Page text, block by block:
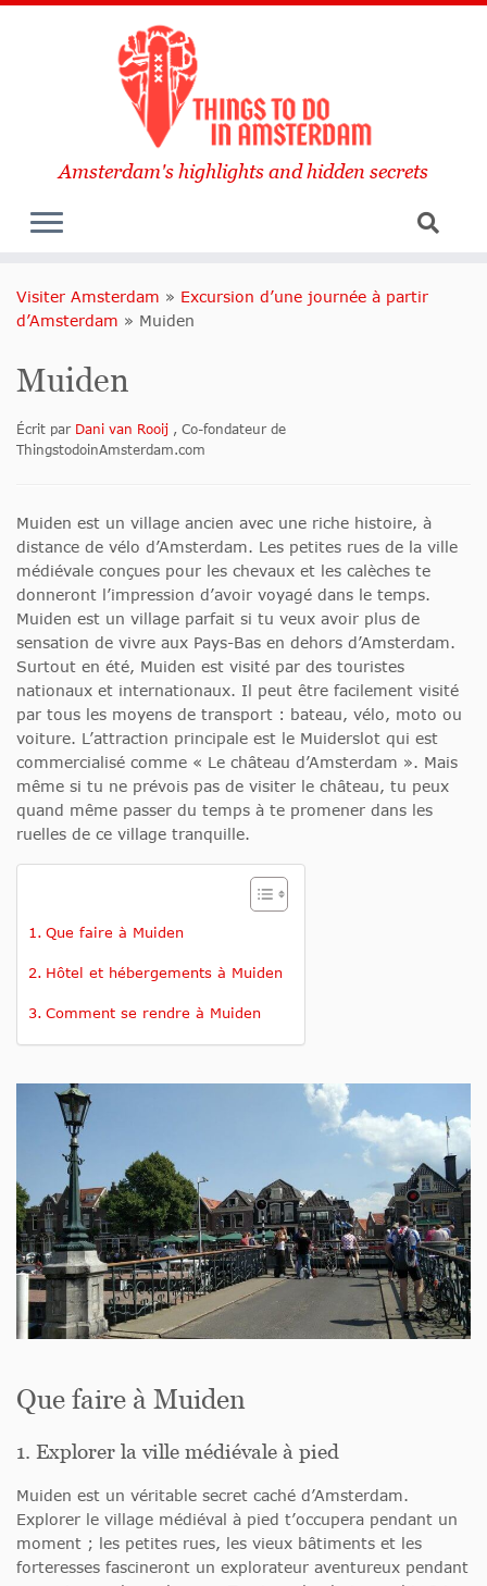
Amsterdam's highlights and hidden secrets
Visiter Amsterdam » Excursion d’une journée à partir
d’Amsterdam » Muiden
Muiden
Écrit par Dani van Rooij , Co-fondateur de
ThingstodoinAmsterdam.com
Muiden est un village ancien avec une riche histoire, à
distance de vélo d’Amsterdam. Les petites rues de la ville
médiévale conçues pour les chevaux et les calèches te
donneront l’impression d’avoir voyagé dans le temps.
Muiden est un village parfait si tu veux avoir plus de
sensation de vivre aux Pays-Bas en dehors d’Amsterdam.
Surtout en été, Muiden est visité par des touristes
nationaux et internationaux. Il peut être facilement visité
par tous les moyens de transport : bateau, vélo, moto ou
voiture. L’attraction principale est le Muiderslot qui est
commercialisé comme « Le château d’Amsterdam ». Mais
même si tu ne prévois pas de visiter le château, tu peux
quand même passer du temps à te promener dans les
ruelles de ce village tranquille.
Que faire à Muiden
Hôtel et hébergements à Muiden
Comment se rendre à Muiden
Que faire à Muiden
1. Explorer la ville médiévale à pied
Muiden est un véritable secret caché d’Amsterdam.
Explorer le village médiéval à pied t’occupera pendant un
moment ; les petites rues, les vieux bâtiments et les
forteresses fascineront un explorateur aventureux pendant